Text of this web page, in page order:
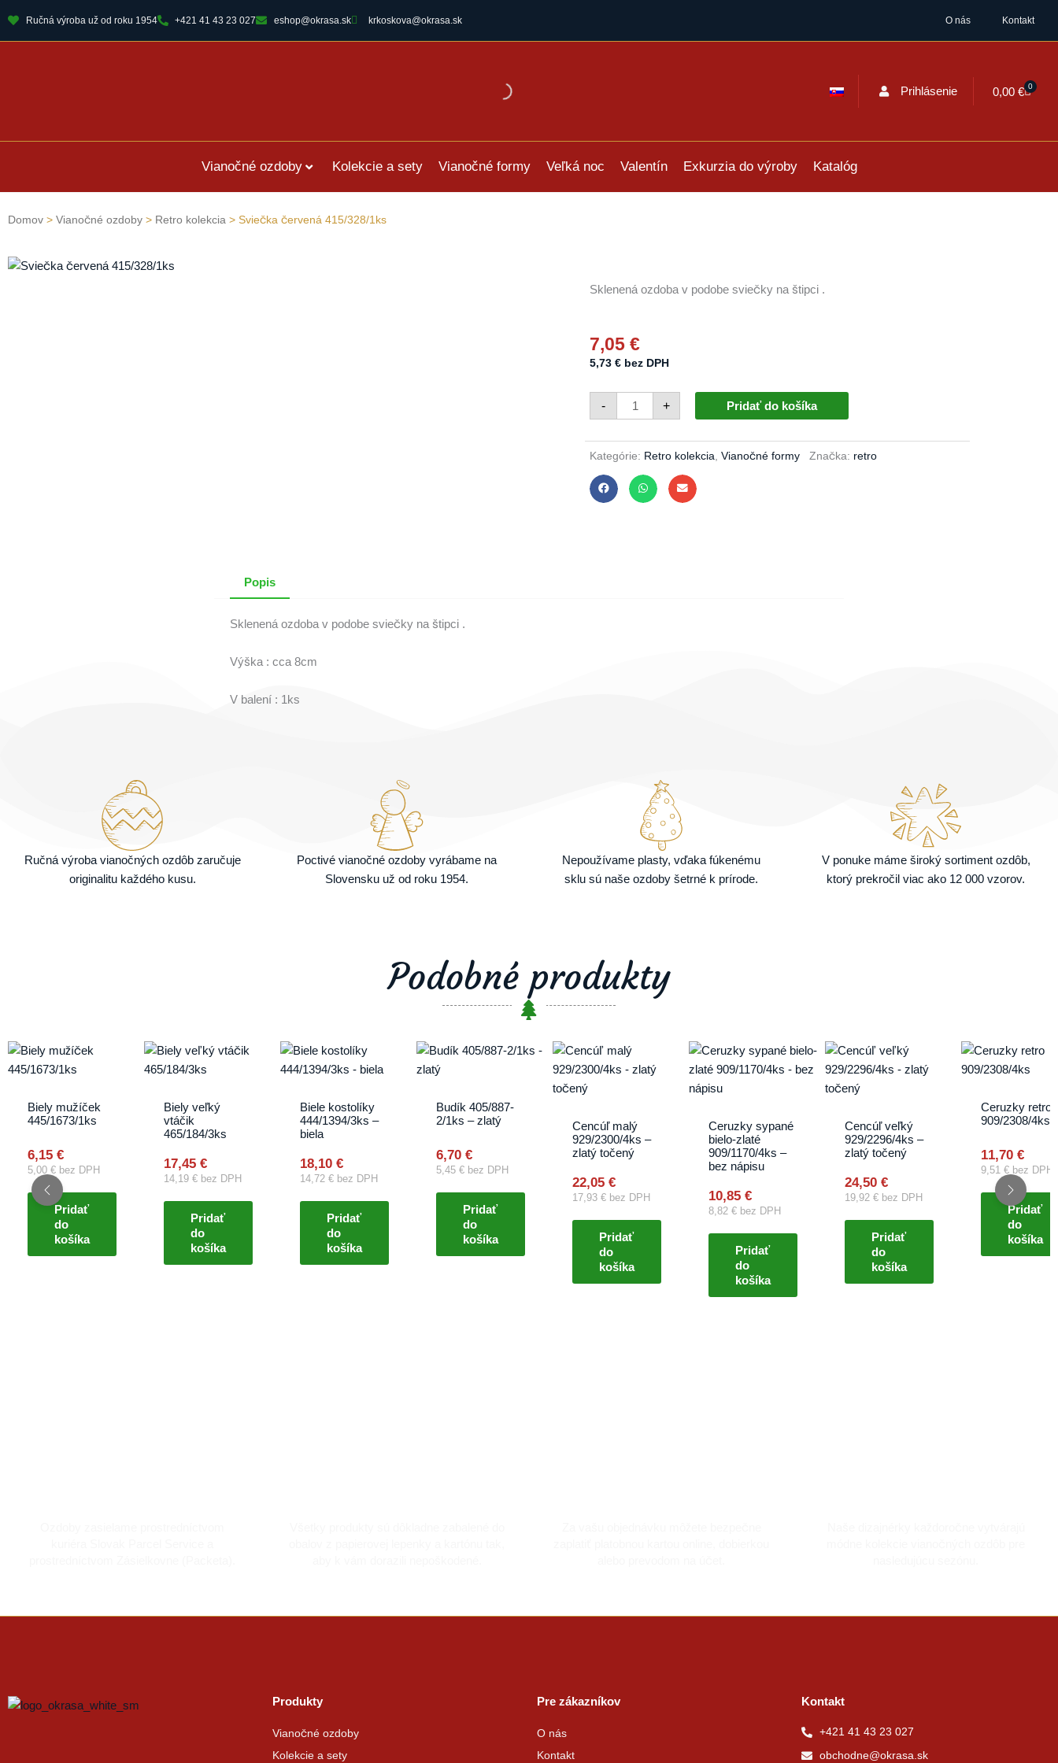
Ručná výroba už od roku 1954 +421 41 43 23 027 eshop@okrasa.sk krkoskova@okrasa.sk O nás Kontakt
Prihlásenie 0,00 € 0
Cart
Vianočné ozdoby Kolekcie a sety Vianočné formy Veľká noc Valentín Exkurzia do výroby Katalóg
Domov > Vianočné ozdoby > Retro kolekcia > Sviečka červená 415/328/1ks
Sklenená ozdoba v podobe sviečky na štipci .
7,05€
5,73€ bez DPH
-
množstvo
Sviečka
červená
+ Pridať do košíka
Kategórie: Retro kolekcia,Vianočné formy Značka: retro
Popis
Sklenená ozdoba v podobe sviečky na štipci .
Výška : cca 8cm
V balení : 1ks
Ručná výroba vianočných ozdôb zaručuje
originalitu každého kusu.
Poctivé vianočné ozdoby vyrábame na
Slovensku už od roku 1954.
Nepoužívame plasty, vďaka fúkenému
sklu sú naše ozdoby šetrné k prírode.
V ponuke máme široký sortiment ozdôb,
ktorý prekročil viac ako 12 000 vzorov.
Podobné produkty
Biely mužíček
445/1673/1ks
6,15 €
5,00 € bez DPH
Pridať
do
košíka
Biely veľký
vtáčik
465/184/3ks
17,45 €
14,19 € bez DPH
Pridať
do
košíka
Biele kostolíky
444/1394/3ks –
biela
18,10 €
14,72 € bez DPH
Pridať
do
košíka
Budík 405/887-
2/1ks – zlatý
6,70 €
5,45 € bez DPH
Pridať
do
košíka
Cencúľ malý
929/2300/4ks –
zlatý točený
22,05 €
17,93 € bez DPH
Pridať
do
košíka
Ceruzky sypané
bielo-zlaté
909/1170/4ks –
bez nápisu
10,85 €
8,82 € bez DPH
Pridať
do
košíka
Cencúľ veľký
929/2296/4ks –
zlatý točený
24,50 €
19,92 € bez DPH
Pridať
do
košíka
Ceruzky retro
909/2308/4ks
11,70 €
9,51 € bez DPH
Pridať
do
košíka
Produkty
Vianočné ozdoby
Kolekcie a sety
Pre zákazníkov
O nás
Kontakt
Kontakt
+421 41 43 23 027
obchodne@okrasa.sk